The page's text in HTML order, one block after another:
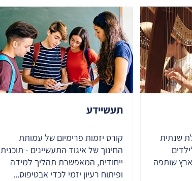
שנתית
שותפה
תעשיידע
קורס יזמות פרימיום של עמותת
החינוך של איגוד התעשיינים - תוכנית
ייחודית, המאפשרת תהליך למידה
ופיתוח רעיון יזמי לכדי אבטיפוס...